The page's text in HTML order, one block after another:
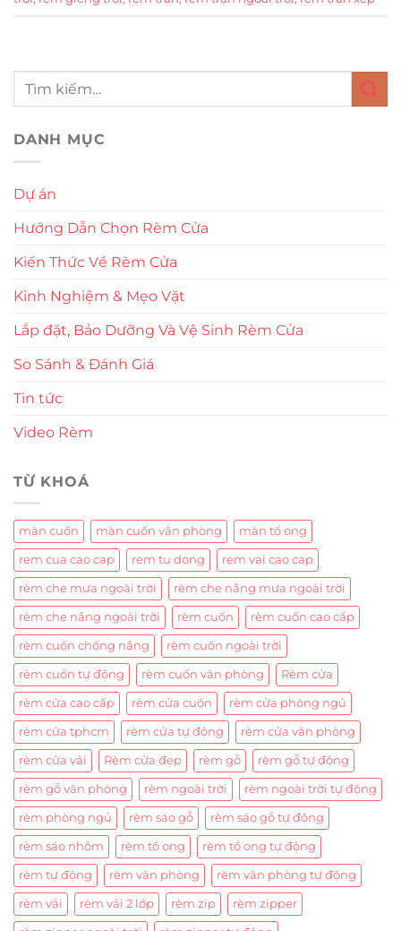
DANH MỤC
Dự án
Hướng Dẫn Chọn Rèm Cửa
Kiến Thức Về Rèm Cửa
Kinh Nghiệm & Mẹo Vặt
Lắp đặt, Bảo Dưỡng Và Vệ Sinh Rèm Cửa
So Sánh & Đánh Giá
Tin tức
Video Rèm
TỪ KHOÁ
màn cuốn màn cuốn văn phòng màn tổ ong
rem cua cao cap rem tu dong rem vai cao cap
rèm che mưa ngoài trời rèm che nắng mưa ngoài trời
rèm che nắng ngoài trời rèm cuốn rèm cuốn cao cấp
rèm cuốn chống nắng rèm cuốn ngoài trời
rèm cuốn tự động rèm cuốn văn phòng Rèm cửa
rèm cửa cao cấp rèm cửa cuốn rèm cửa phòng ngủ
rèm cửa tphcm rèm cửa tự động rèm cửa văn phòng
rèm cửa vải Rèm cửa đẹp rèm gỗ rèm gỗ tự động
rèm gỗ văn phòng rèm ngoài trời rèm ngoài trời tự động
rèm phòng ngủ rèm sáo gỗ rèm sáo gỗ tự động
rèm sáo nhôm rèm tổ ong rèm tổ ong tự động
rèm tự động rèm văn phòng rèm văn phòng tự động
rèm vải rèm vải 2 lớp rèm zip rèm zipper